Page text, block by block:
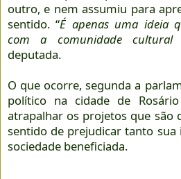
outro, e nem assumiu para
sentido. “É apenas uma ideia
com a comunidade cultural
deputada.
O que ocorre, segunda a
político na cidade de
atrapalhar os projetos que são
sentido de prejudicar tanto
sociedade beneficiada.